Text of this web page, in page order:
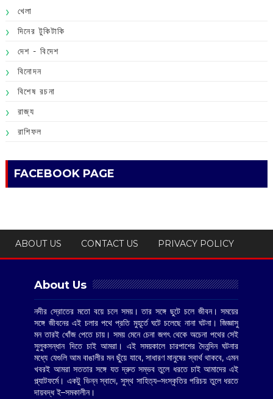
খেলা
দিনের টুকিটাকি
দেশ - বিদেশ
বিনোদন
বিশেষ রচনা
রাজ্য
রাশিফল
FACEBOOK PAGE
ABOUT US CONTACT US PRIVACY POLICY
About Us
নদীর স্রোতের মতো বয়ে চলে সময়। তার সঙ্গে ছুটে চলে জীবন। সময়ের
সঙ্গে জীবনের এই চলার পথে প্রতি মুহূর্তে ঘটে চলেছে নানা ঘটনা। জিজ্ঞাসু
মন তারই খোঁজ পেতে চায়। সময় মেনে চেনা জগৎ থেকে অচেনা পথের সেই
সুলুকসন্ধান দিতে চাই আমরা। এই সময়কালে চারপাশের দৈনন্দিন ঘটনার
মধ্যে যেগুলি আম বাঙালীর মন ছুঁয়ে যাবে, সাধারণ মানুষের স্বার্থ থাকবে, এমন
খবরই আমরা সততার সঙ্গে যত দ্রুত সম্ভব তুলে ধরতে চাই আমাদের এই
প্ল্যাটফর্মে। একটু ভিন্ন স্বাদে, সুস্থ সাহিত্য–সংস্কৃতির পরিচয় তুলে ধরতে
দায়বদ্ধ ই–সমকালীন।